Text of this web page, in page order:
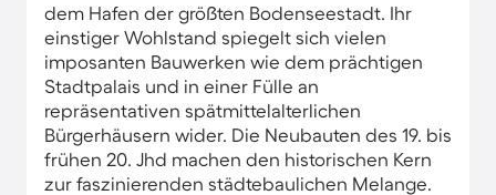
dem Hafen der größten Bodenseestadt. Ihr
einstiger Wohlstand spiegelt sich vielen
imposanten Bauwerken wie dem prächtigen
Stadtpalais und in einer Fülle an
repräsentativen spätmittelalterlichen
Bürgerhäusern wider. Die Neubauten des 19. bis
frühen 20. Jhd machen den historischen Kern
zur faszinierenden städtebaulichen Melange.